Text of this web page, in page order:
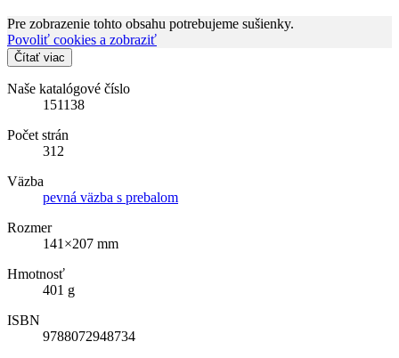
Pre zobrazenie tohto obsahu potrebujeme sušienky.
Povoliť cookies a zobraziť
Čítať viac
Naše katalógové číslo
151138
Počet strán
312
Väzba
pevná väzba s prebalom
Rozmer
141×207 mm
Hmotnosť
401 g
ISBN
9788072948734